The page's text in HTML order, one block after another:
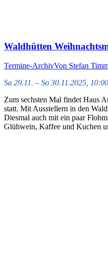
Waldhütten
Termine-ArchivVon Stefan
Sa 29.11. – So 30.11.2025,
Zum sechsten Mal findet Haus
statt. Mit Ausstellern in den
Diesmal auch mit ein paar
Glühwein, Kaffee und Kuchen